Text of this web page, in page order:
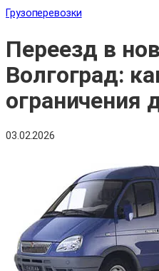
Грузоперевозки
Переезд в
Волгоград:
ограничения
03.02.2026